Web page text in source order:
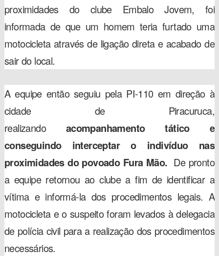
proximidades do clube Embalo Jovem, foi
informada de que um homem teria furtado uma
motocicleta através de ligação direta e acabado de
sair do local.
A equipe então seguiu pela PI-110 em direção à
cidade de Piracuruca,
realizandoacompanhamento tático e
conseguindo interceptar o indivíduo nas
proximidades do povoado Fura Mão. De pronto
a equipe retornou ao clube a fim de identificar a
vítima e informá-la dos procedimentos legais. A
motocicleta e o suspeito foram levados à delegacia
de polícia civil para a realização dos procedimentos
necessários.